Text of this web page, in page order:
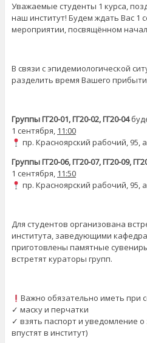
Уважаемые студенты 1 курса,
наш институт! Будем ждать Вас 1
мероприятии, посвящённом
В связи с эпидемиологической
разделить время Вашего
Группы ГГ20-01, ГГ20-02, ГГ20-04
1 сентября, 11:00
пр. Красноярский рабочий, 95,
Группы ГГ20-06, ГГ20-07, ГГ20-09,
1 сентября, 11:50
пр. Красноярский рабочий, 95,
Для студентов организована
института, заведующими
приготовлены памятные
встретят кураторы групп.
Важно обязательно иметь при
✓ маску и перчатки
✓ взять паспорт и уведомление
впустят в институт)